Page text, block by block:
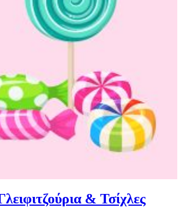
& Τσίχλες